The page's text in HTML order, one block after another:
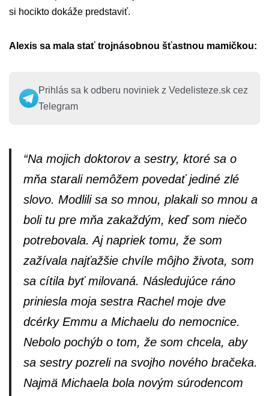
si hocikto dokáže predstaviť.
Alexis sa mala stať trojnásobnou šťastnou mamičkou:
Prihlás sa k odberu noviniek z Vedelisteze.sk cez
Telegram
“Na mojich doktorov a sestry, ktoré sa o
mňa starali nemôžem povedať jediné zlé
slovo. Modlili sa so mnou, plakali so mnou a
boli tu pre mňa zakaždým, keď som niečo
potrebovala. Aj napriek tomu, že som
zažívala najťažšie chvíle môjho života, som
sa cítila byť milovaná. Následujúce ráno
priniesla moja sestra Rachel moje dve
dcérky Emmu a Michaelu do nemocnice.
Nebolo pochýb o tom, že som chcela, aby
sa sestry pozreli na svojho nového bračeka.
Najmä Michaela bola novým súrodencom